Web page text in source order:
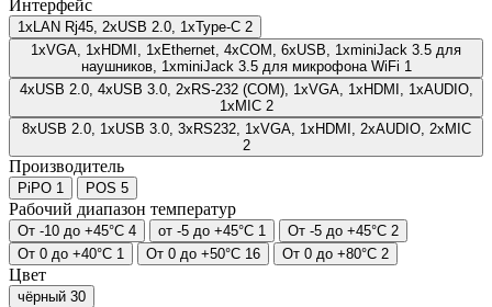
Интерфейс
1хLAN Rj45, 2хUSB 2.0, 1хType-C 2
1xVGA, 1xHDMI, 1xEthernet, 4xCOM, 6xUSB, 1xminiJack 3.5 для
наушников, 1xminiJack 3.5 для микрофона WiFi 1
4хUSB 2.0, 4хUSB 3.0, 2хRS-232 (COM), 1хVGA, 1хHDMI, 1хAUDIO,
1хMIC 2
8хUSB 2.0, 1хUSB 3.0, 3хRS232, 1хVGA, 1хHDMI, 2хAUDIO, 2хMIC
2
Производитель
PiPO 1 POS 5
Рабочий диапазон температур
От -10 до +45°C 4 от -5 до +45°C 1 От -5 до +45°С 2
От 0 до +40°С 1 От 0 до +50°С 16 От 0 до +80°С 2
Цвет
чёрный 30